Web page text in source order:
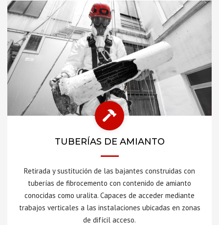
TUBERÍAS DE AMIANTO
Retirada y sustitución de las bajantes construidas con
tuberías de fibrocemento con contenido de amianto
conocidas como uralita. Capaces de acceder mediante
trabajos verticales a las instalaciones ubicadas en zonas
de difícil acceso.